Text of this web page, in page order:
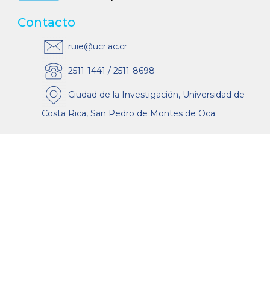
Contacto
ruie@ucr.ac.cr
2511-1441 / 2511-8698
Ciudad de la Investigación, Universidad de
Costa Rica, San Pedro de Montes de Oca.